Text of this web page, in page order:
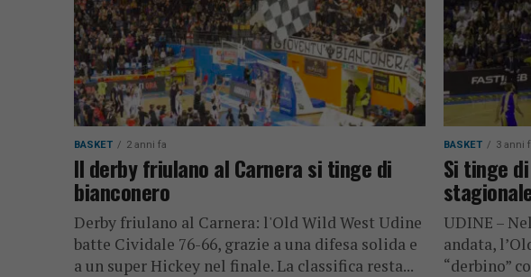
BASKET 2 anni fa
Il derby friulano al Carnera si tinge di
bianconero
Derby friulano al Carnera: l'Old Wild West Udine
batte Cividale 76-66, grazie a una difesa solida e
a un super Hickey nel finale. La classifica resta...
BASKET 3 anni
Si tinge
UDINE –
andata,
“derbino”